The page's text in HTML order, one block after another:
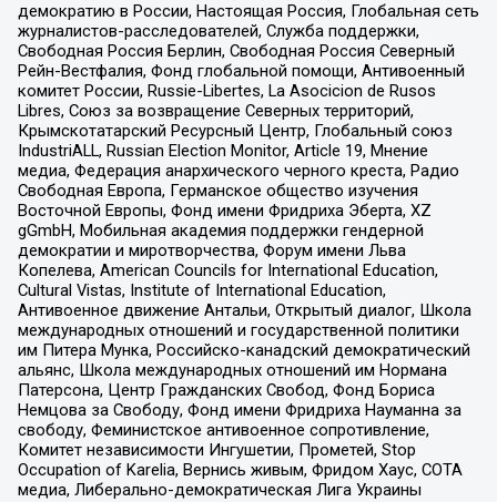
демократию в России, Настоящая Россия, Глобальная сеть
журналистов-расследователей, Служба поддержки,
Свободная Россия Берлин, Свободная Россия Северный
Рейн-Вестфалия, Фонд глобальной помощи, Антивоенный
комитет России, Russie-Libertes, La Asocicion de Rusos
Libres, Союз за возвращение Северных территорий,
Крымскотатарский Ресурсный Центр, Глобальный союз
IndustriALL, Russian Election Monitor, Article 19, Мнение
медиа, Федерация анархического черного креста, Радио
Свободная Европа, Германское общество изучения
Восточной Европы, Фонд имени Фридриха Эберта, XZ
gGmbH, Мобильная академия поддержки гендерной
демократии и миротворчества, Форум имени Льва
Копелева, American Councils for International Education,
Cultural Vistas, Institute of International Education,
Антивоенное движение Антальи, Открытый диалог, Школа
международных отношений и государственной политики
им Питера Мунка, Российско-канадский демократический
альянс, Школа международных отношений им Нормана
Патерсона, Центр Гражданских Свобод, Фонд Бориса
Немцова за Свободу, Фонд имени Фридриха Науманна за
свободу, Феминистское антивоенное сопротивление,
Комитет независимости Ингушетии, Прометей, Stop
Occupation of Karelia, Вернись живым, Фридом Хаус, СОТА
медиа, Либерально-демократическая Лига Украины